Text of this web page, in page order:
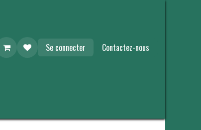
Se connecter Contactez-nous